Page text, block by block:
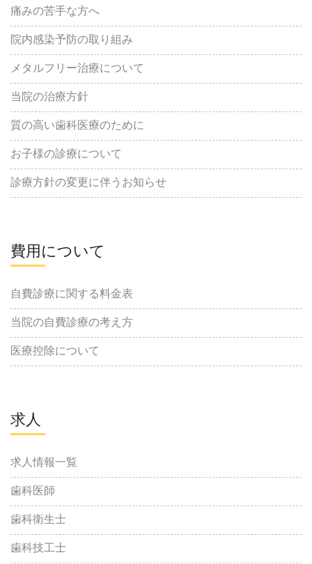
痛みの苦手な方へ
院内感染予防の取り組み
メタルフリー治療について
当院の治療方針
質の高い歯科医療のために
お子様の診療について
診療方針の変更に伴うお知らせ
費用について
自費診療に関する料金表
当院の自費診療の考え方
医療控除について
求人
求人情報一覧
歯科医師
歯科衛生士
歯科技工士